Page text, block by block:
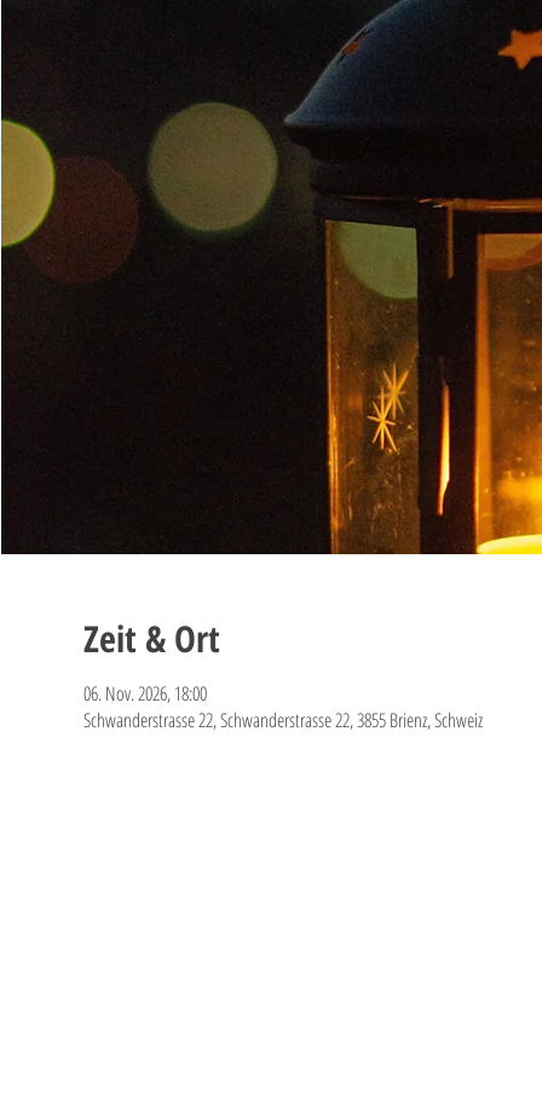
Zeit & Ort
06. Nov. 2026, 18:00
Schwanderstrasse 22, Schwanderstrasse 22, 3855 Brienz, Schweiz